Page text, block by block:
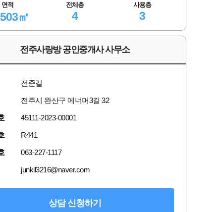
면적
㎡
전체층
4
사용층
3
전주사랑방 공인중개사 사무소
전준길
전주시 완산구 메너머3길 32
45111-2023-00001
R441
063-227-1117
junkil3216@naver.com
상담 신청하기